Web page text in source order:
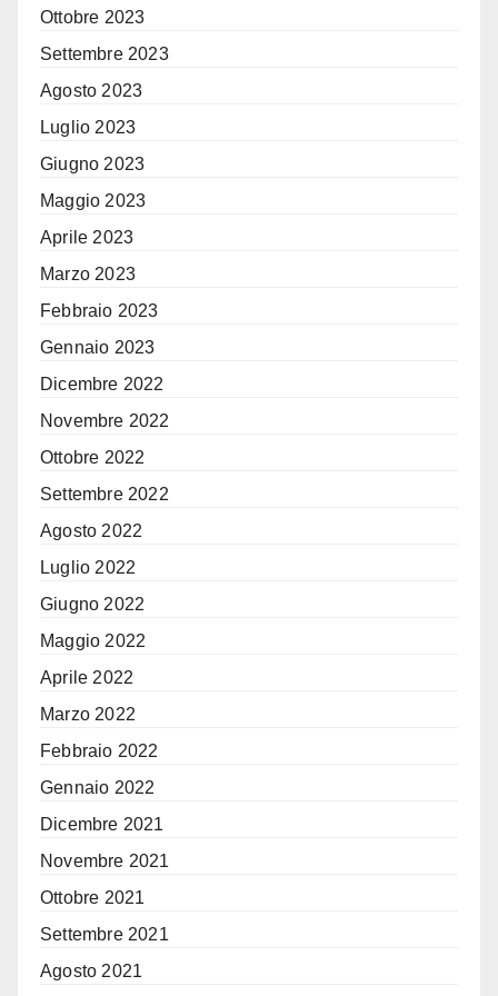
Ottobre 2023
Settembre 2023
Agosto 2023
Luglio 2023
Giugno 2023
Maggio 2023
Aprile 2023
Marzo 2023
Febbraio 2023
Gennaio 2023
Dicembre 2022
Novembre 2022
Ottobre 2022
Settembre 2022
Agosto 2022
Luglio 2022
Giugno 2022
Maggio 2022
Aprile 2022
Marzo 2022
Febbraio 2022
Gennaio 2022
Dicembre 2021
Novembre 2021
Ottobre 2021
Settembre 2021
Agosto 2021